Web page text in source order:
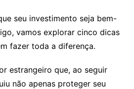
seu investimento seja bem-
vamos explorar cinco dicas
fazer toda a diferença.
estrangeiro que, ao seguir
não apenas proteger seu